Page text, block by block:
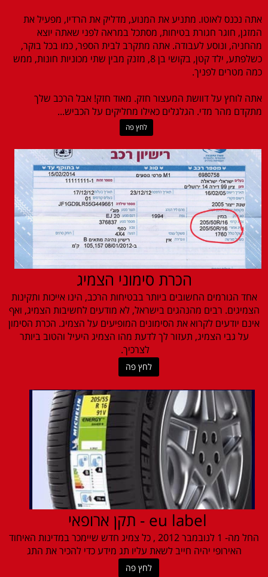
אתה נכנס לאוטו. מתניע את המנוע, מדליק את הרדיו, מפעיל את
המזגן, חוגר חגורת בטיחות, מסתכל במראה לפני שאתה יוצא
מהחניה, ונוסע לעבודה. אתה מתקרב לבית הספר, כמו בכל בוקר,
כשלפתע, ילד קטן, בקושי בן 8, מזנק מבין שתי מכוניות חונות, ממש
כמה מטרים לפניך.
אתה לוחץ על דוושת המעצור חזק. מאוד חזק! אבל הרכב שלך
מתקדם מהר מדי. הגלגלים כאילו מחליקים על הכביש...
לחץ פה
הכרת סימוני הצמיג
אחד הגורמים החשובים ביותר בבטיחות הרכב, הינו אייכות ותקינות
הצמיגים. רבים מהנהגים בישראל, לא מודעים לחשיבות הצמיג, ואף
אינם יודעים לקרוא את הסימונים המופיעים על הצמיג. הכרת הסימון
על גבי הצמיג, תעזור לך לדעת מהו הצמיג היעיל והטוב ביותר
לצרכיך.
לחץ פה
eu label - תקן ארופאי
החל מה- 1 לנובמבר 2012 , כל צמיג חדש שיימכר במדינות האיחוד
האירופי יהיה חייב לשאת עליו תג מידע כדי להכיר את התג
לחץ פה